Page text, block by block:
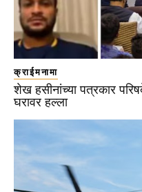
क्राईमनामा
शेख हसीनांच्या पत्रकार
घरावर हल्ला